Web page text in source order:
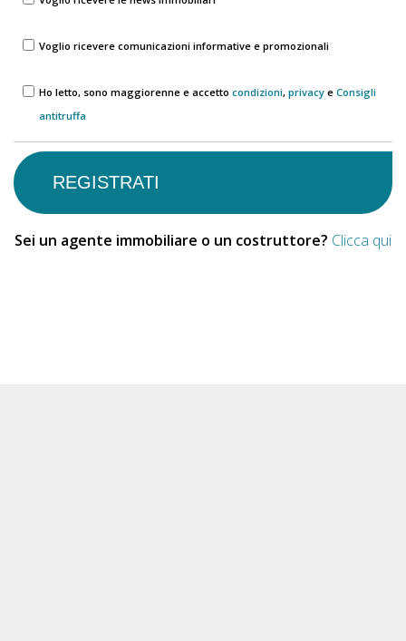
Voglio ricevere comunicazioni informative e promozionali
Ho letto, sono maggiorenne e accetto condizioni, privacy e Consigli
antitruffa
Sei un agente immobiliare o un costruttore? Clicca qui